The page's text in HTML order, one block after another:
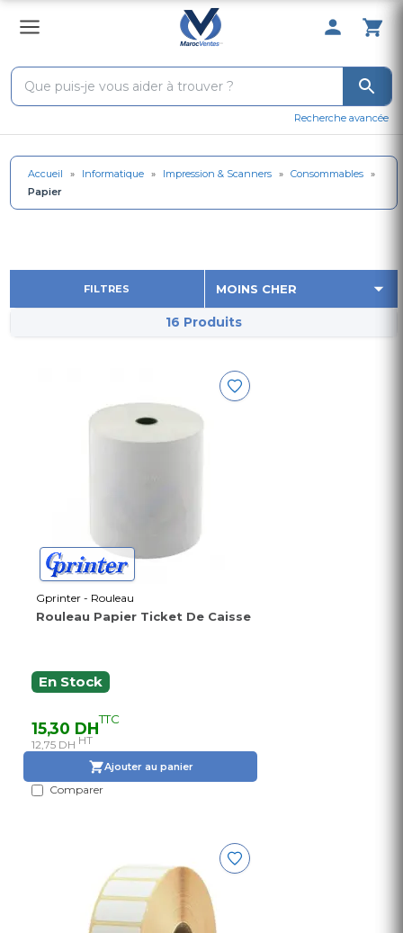
0 Produit
Recherche avancée
Accueil » Informatique » Impression & Scanners » Consommables »
Papier
FILTRES
16 Produits
Gprinter - Rouleau
Rouleau Papier Ticket De Caisse
En Stock
15,30 DHTTC
12,75 DH HT
Ajouter au panier
Comparer